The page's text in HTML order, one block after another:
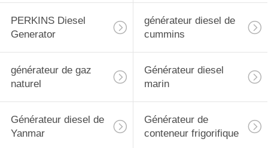
PERKINS Diesel
Generator
générateur diesel de
cummins
générateur de gaz
naturel
Générateur diesel
marin
Générateur diesel de
Yanmar
Générateur de
conteneur frigorifique